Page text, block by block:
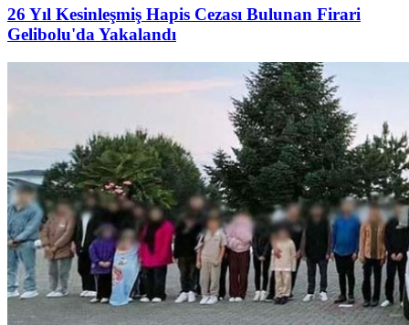
26 Yıl Kesinleşmiş Hapis Cezası Bulunan Firari
Gelibolu'da Yakalandı